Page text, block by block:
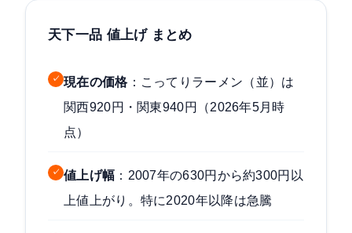
天下一品 値上げ まとめ
✓ 現在の価格：こってりラーメン（並）は
関西920円・関東940円（2026年5月時
点）
✓ 値上げ幅 ：2007年の630円から約300円以
上値上がり。特に2020年以降は急騰